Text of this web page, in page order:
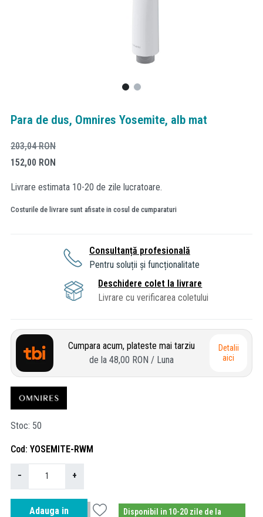
Para de dus, Omnires Yosemite, alb mat
203,04RON
152,00 RON
Livrare estimata 10-20 de zile lucratoare.
Costurile de livrare sunt afisate in cosul de cumparaturi
Consultanță profesională
Pentru soluții și funcționalitate
Deschidere colet la livrare
Livrare cu verificarea coletului
Cumpara acum, plateste mai tarziu
de la 48,00 RON / Luna
Detalii
aici
Stoc 50
Cod YOSEMITE-RWM
− +
Adauga in
Disponibil in 10-20 zile de la